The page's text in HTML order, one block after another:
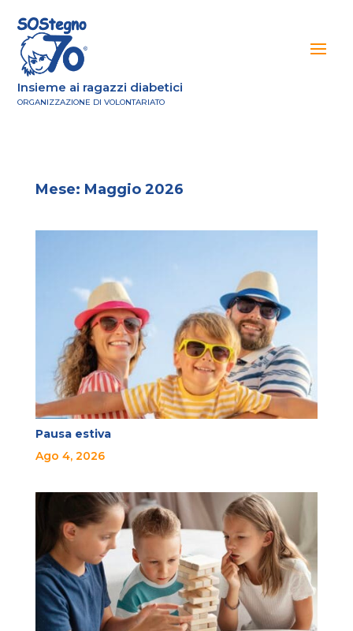
Insieme ai ragazzi diabetici
ORGANIZZAZIONE DI VOLONTARIATO
Mese: Maggio 2026
Pausa estiva
Ago 4, 2026